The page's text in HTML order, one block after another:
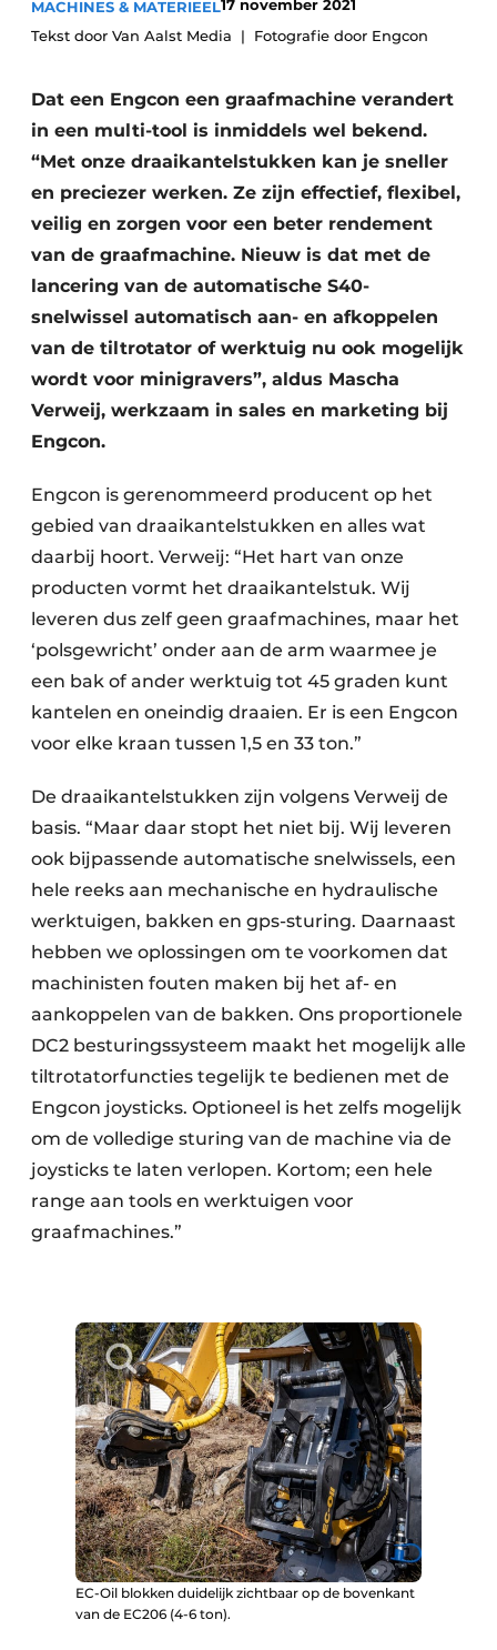
Vacatures
Video’s
MACHINES & MATERIEEL17 november 2021
Tekst door Van Aalst Media
Fotografie door Engcon
Dat een Engcon een graafmachine verandert
in een multi-tool is inmiddels wel bekend.
“Met onze draaikantelstukken kan je sneller
en preciezer werken. Ze zijn effectief, flexibel,
veilig en zorgen voor een beter rendement
van de graafmachine. Nieuw is dat met de
lancering van de automatische S40-
snelwissel automatisch aan- en afkoppelen
van de tiltrotator of werktuig nu ook mogelijk
wordt voor minigravers”, aldus Mascha
Verweij, werkzaam in sales en marketing bij
Engcon.
Engcon is gerenommeerd producent op het
gebied van draaikantelstukken en alles wat
daarbij hoort. Verweij: “Het hart van onze
producten vormt het draaikantelstuk. Wij
leveren dus zelf geen graafmachines, maar het
‘polsgewricht’ onder aan de arm waarmee je
een bak of ander werktuig tot 45 graden kunt
kantelen en oneindig draaien. Er is een Engcon
voor elke kraan tussen 1,5 en 33 ton.”
De draaikantelstukken zijn volgens Verweij de
basis. “Maar daar stopt het niet bij. Wij leveren
ook bijpassende automatische snelwissels, een
hele reeks aan mechanische en hydraulische
werktuigen, bakken en gps-sturing. Daarnaast
hebben we oplossingen om te voorkomen dat
machinisten fouten maken bij het af- en
aankoppelen van de bakken. Ons proportionele
DC2 besturingssysteem maakt het mogelijk alle
tiltrotatorfuncties tegelijk te bedienen met de
Engcon joysticks. Optioneel is het zelfs mogelijk
om de volledige sturing van de machine via de
joysticks te laten verlopen. Kortom; een hele
range aan tools en werktuigen voor
graafmachines.”
EC-Oil blokken duidelijk zichtbaar op de bovenkant
van de EC206 (4-6 ton).